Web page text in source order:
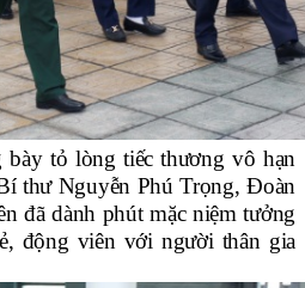
bày tỏ lòng tiếc thương vô hạn
thư Nguyễn Phú Trọng, Đoàn
đã dành phút mặc niệm tưởng
động viên với người thân gia